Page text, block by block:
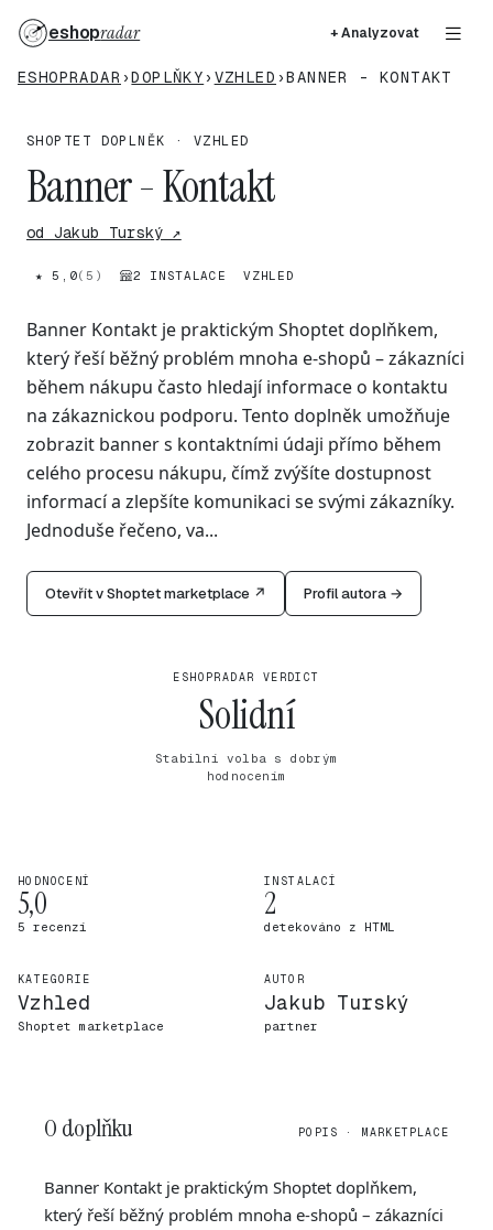
eshopradar + Analyzovat
ESHOPRADAR ›DOPLŇKY › VZHLED ›BANNER - KONTAKT
SHOPTET DOPLNĚK · VZHLED
Banner - Kontakt
od Jakub Turský ↗
★ 5,0(5) 2 INSTALACE VZHLED
Banner Kontakt je praktickým Shoptet doplňkem,
který řeší běžný problém mnoha e-shopů – zákazníci
během nákupu často hledají informace o kontaktu
na zákaznickou podporu. Tento doplněk umožňuje
zobrazit banner s kontaktními údaji přímo během
celého procesu nákupu, čímž zvýšíte dostupnost
informací a zlepšíte komunikaci se svými zákazníky.
Jednoduše řečeno, va...
Otevřít v Shoptet marketplace ↗ Profil autora →
ESHOPRADAR VERDICT
Solidní
Stabilní volba s dobrým
hodnocením
HODNOCENÍ
5,0
5 recenzí
INSTALACÍ
2
detekováno z HTML
KATEGORIE
Vzhled
Shoptet marketplace
AUTOR
Jakub Turský
partner
O doplňku POPIS · MARKETPLACE
Banner Kontakt je praktickým Shoptet doplňkem,
který řeší běžný problém mnoha e-shopů – zákazníci